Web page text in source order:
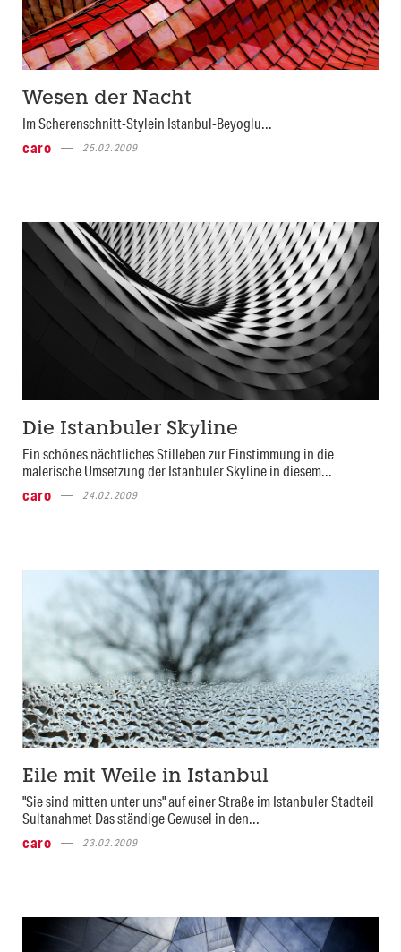
Wesen der Nacht
Im Scherenschnitt-Stylein Istanbul-Beyoglu...
caro
25.02.2009
Die Istanbuler Skyline
Ein schönes nächtliches Stilleben zur Einstimmung in die
malerische Umsetzung der Istanbuler Skyline in diesem...
caro
24.02.2009
Eile mit Weile in Istanbul
"Sie sind mitten unter uns" auf einer Straße im Istanbuler Stadteil
Sultanahmet Das ständige Gewusel in den...
caro
23.02.2009